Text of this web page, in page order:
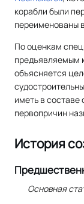
корабли были
переименованы в
По оценкам
предъявляемым
объясняется
иметь в
первопричин
История
Основная